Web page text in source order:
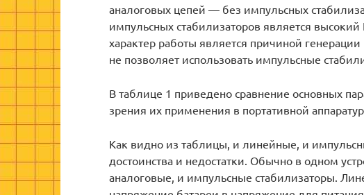
аналоговых цепей — без импульсных
импульсных стабилизаторов является
характер работы является причиной
не позволяет использовать импульсные
В таблице 1 приведено сравнение основных
зрения их применения в портативной
Как видно из таблицы, и линейные, и
достоинства и недостатки. Обычно в одном
аналоговые, и импульсные стабилизаторы.